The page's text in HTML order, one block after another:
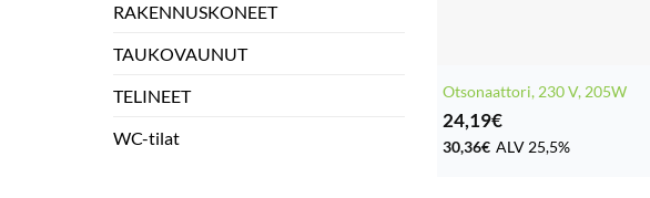
RAKENNUSKONEET
TAUKOVAUNUT
TELINEET
WC-tilat
Otsonaattori, 230 V, 205W
24,19€
30,36€ ALV 25,5%